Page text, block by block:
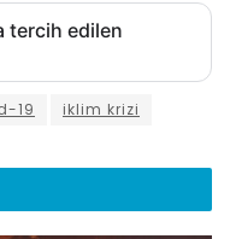
tercih edilen
19 iklim krizi